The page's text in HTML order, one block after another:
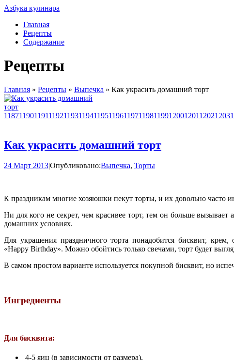
Азбука кулинара
Главная
Рецепты
Содержание
Рецепты
Главная » Рецепты » Выпечка » Как украсить домашний торт
118711901191119211931194119511961197119811991200120112021203
Как украсить домашний торт
24 Март 2013|Опубликовано:Выпечка, Торты
К праздникам многие хозяюшки пекут торты, и их довольно часто
Ни для кого не секрет, чем красивее торт, тем он больше
домашних условиях.
Для украшения праздничного торта понадобится бисквит,
«Happy Birthday». Можно обойтись только свечами, торт будет
В самом простом варианте используется покупной бисквит, но
Ингредиенты
Для бисквита:
4-5 яиц (в зависимости от размера),